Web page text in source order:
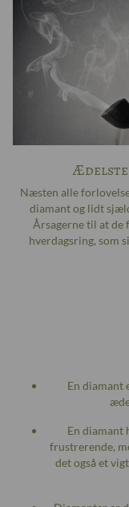
Næsten alle
diamant og lidt
Årsagerne til at de
hverdagsring, som
En diamant
En diamant
frustrerende,
det også et